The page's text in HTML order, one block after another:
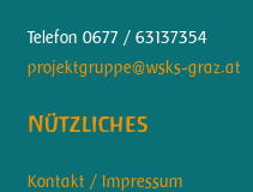
Telefon 0677 / 63137354
projektgruppe@wsks-graz.at
Nützliches
Kontakt / Impressum